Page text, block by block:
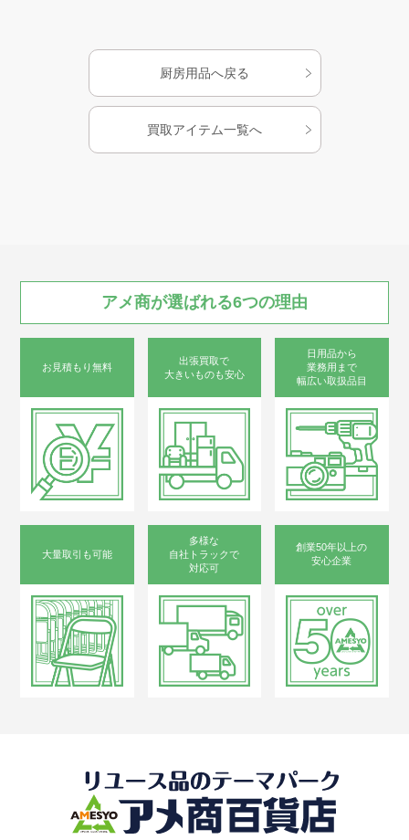
厨房用品へ戻る
買取アイテム一覧へ
アメ商が選ばれる6つの理由
お見積もり無料
出張買取で
大きいものも安心
日用品から
業務用まで
幅広い取扱品目
大量取引も可能
多様な
自社トラックで
対応可
創業50年以上の
安心企業